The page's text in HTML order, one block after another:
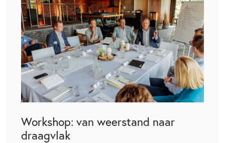
Workshop: van weerstand naar
draagvlak